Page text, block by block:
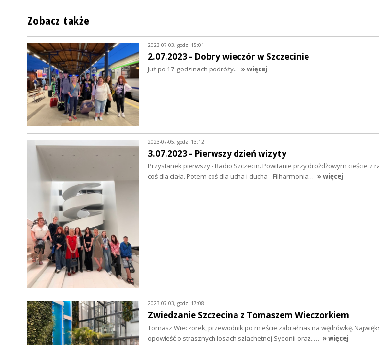
Zobacz także
2023-07-03, godz. 15:01
2.07.2023 - Dobry wieczór w Szczecinie
Już po 17 godzinach podróży... » więcej
2023-07-05, godz. 13:12
3.07.2023 - Pierwszy dzień wizyty
Przystanek pierwszy - Radio Szczecin. Powitanie przy drożdżowym cieście z
coś dla ciała. Potem coś dla ucha i ducha - Filharmonia… » więcej
2023-07-03, godz. 17:08
Zwiedzanie Szczecina z Tomaszem Wieczorkiem
Tomasz Wieczorek, przewodnik po mieście zabrał nas na wędrówkę.
opowieść o strasznych losach szlachetnej Sydonii oraz..… » więcej